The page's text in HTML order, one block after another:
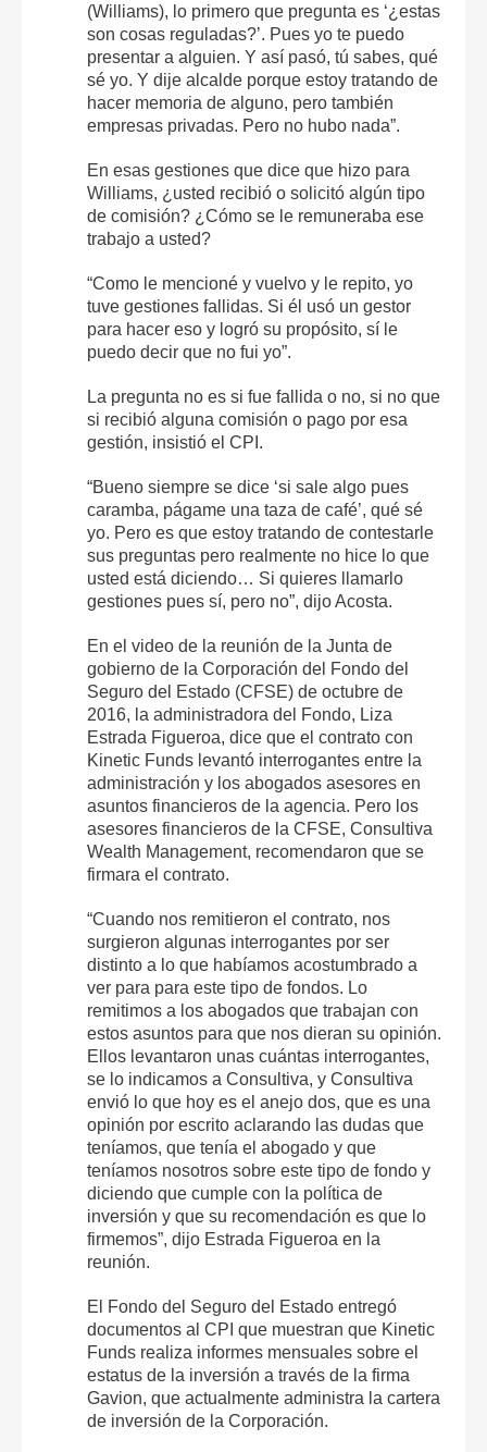
(Williams), lo primero que pregunta es ‘¿estas
son cosas reguladas?’. Pues yo te puedo
presentar a alguien. Y así pasó, tú sabes, qué
sé yo. Y dije alcalde porque estoy tratando de
hacer memoria de alguno, pero también
empresas privadas. Pero no hubo nada”.
En esas gestiones que dice que hizo para
Williams, ¿usted recibió o solicitó algún tipo
de comisión? ¿Cómo se le remuneraba ese
trabajo a usted?
“Como le mencioné y vuelvo y le repito, yo
tuve gestiones fallidas. Si él usó un gestor
para hacer eso y logró su propósito, sí le
puedo decir que no fui yo”.
La pregunta no es si fue fallida o no, si no que
si recibió alguna comisión o pago por esa
gestión, insistió el CPI.
“Bueno siempre se dice ‘si sale algo pues
caramba, págame una taza de café’, qué sé
yo. Pero es que estoy tratando de contestarle
sus preguntas pero realmente no hice lo que
usted está diciendo… Si quieres llamarlo
gestiones pues sí, pero no”, dijo Acosta.
En el video de la reunión de la Junta de
gobierno de la Corporación del Fondo del
Seguro del Estado (CFSE) de octubre de
2016, la administradora del Fondo, Liza
Estrada Figueroa, dice que el contrato con
Kinetic Funds levantó interrogantes entre la
administración y los abogados asesores en
asuntos financieros de la agencia. Pero los
asesores financieros de la CFSE, Consultiva
Wealth Management, recomendaron que se
firmara el contrato.
“Cuando nos remitieron el contrato, nos
surgieron algunas interrogantes por ser
distinto a lo que habíamos acostumbrado a
ver para para este tipo de fondos. Lo
remitimos a los abogados que trabajan con
estos asuntos para que nos dieran su opinión.
Ellos levantaron unas cuántas interrogantes,
se lo indicamos a Consultiva, y Consultiva
envió lo que hoy es el anejo dos, que es una
opinión por escrito aclarando las dudas que
teníamos, que tenía el abogado y que
teníamos nosotros sobre este tipo de fondo y
diciendo que cumple con la política de
inversión y que su recomendación es que lo
firmemos”, dijo Estrada Figueroa en la
reunión.
El Fondo del Seguro del Estado entregó
documentos al CPI que muestran que Kinetic
Funds realiza informes mensuales sobre el
estatus de la inversión a través de la firma
Gavion, que actualmente administra la cartera
de inversión de la Corporación.